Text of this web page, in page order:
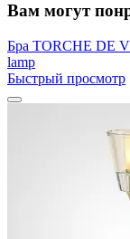
Вам могут
Бра TORCHE DE
lamp
Быстрый просмотр